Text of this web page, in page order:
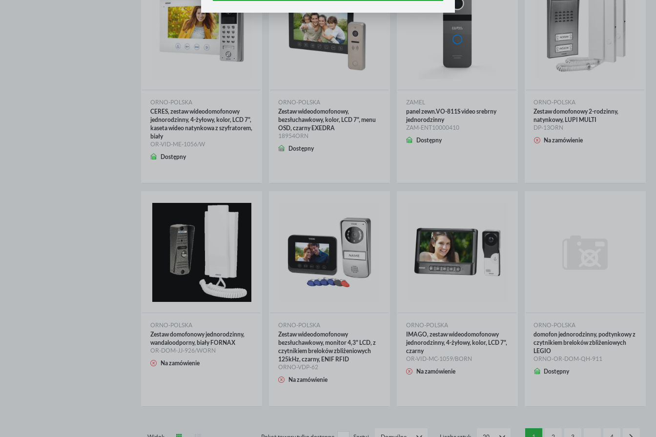
ORNO-POLSKA
CERES, zestaw wideodomofonowy
jednorodzinny, 4-żyłowy, kolor, LCD 7",
kaseta wideo natynkowa z szyfratorem,
biały
OR-VID-ME-1056/W
Dostępny
WIĘCEJ
ORNO-POLSKA
Zestaw wideodomofonowy,
bezsłuchawkowy, kolor, LCD 7", menu
OSD, czarny EXEDRA
18954ORN
Dostępny
ZAMEL
panel zewn.VO-811S video srebrny
jednorodzinny
ZAM-ENT10000410
Dostępny
ORNO-POLSKA
Zestaw domofonowy 2-rodzinny,
natynkowy, LUPI MULTI
DP-13ORN
Na zamówienie
ORNO-POLSKA
Zestaw domofonowy jednorodzinny,
wandaloodporny, biały FORNAX
OR-DOM-JJ-926/WORN
Na zamówienie
ORNO-POLSKA
Zestaw wideodomofonowy
bezsłuchawkowy, monitor 4,3" LCD, z
czytnikiem breloków zbliżeniowych
125kHz, czarny, ENIF RFID
ORNO-VDP-62
Na zamówienie
WIĘCEJ
ORNO-POLSKA
IMAGO, zestaw wideodomofonowy
jednorodzinny, 4-żyłowy, kolor, LCD 7",
czarny
OR-VID-MC-1059/BORN
Na zamówienie
ORNO-POLSKA
domofon jednorodzinny, podtynkowy z
czytnikiem breloków zbliżeniowych
LEGIO
ORNO-OR-DOM-QH-911
Dostępny
Reklamowe
Dzięki reklamowym plikom cookies prezentujemy Ci najciekawsze informacje i aktualności na stronach
naszych partnerów.
Promocyjne pliki cookies służą do prezentowania Ci naszych komunikatów na podstawie analizy
Twoich upodobań oraz Twoich zwyczajów dotyczących przeglądanej witryny internetowej. Treści
promocyjne mogą pojawić się na stronach podmiotów trzecich lub firm będących naszymi partnerami
oraz innych dostawców usług. Firmy te działają w charakterze pośredników prezentujących nasze treści
w postaci wiadomości, ofert, komunikatów mediów społecznościowych.
Więcej